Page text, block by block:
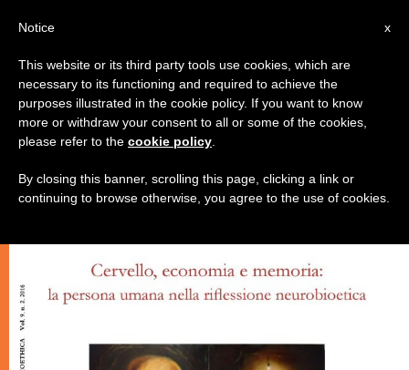
ECOLOGIA
x
Notice
This website or its third party tools use cookies, which are
necessary to its functioning and required to achieve the
purposes illustrated in the cookie policy. If you want to know
more or withdraw your consent to all or some of the cookies,
please refer to the cookie policy
By closing this banner, scrolling this page, clicking a link or
continuing to browse otherwise, you agree to the use of cookies.